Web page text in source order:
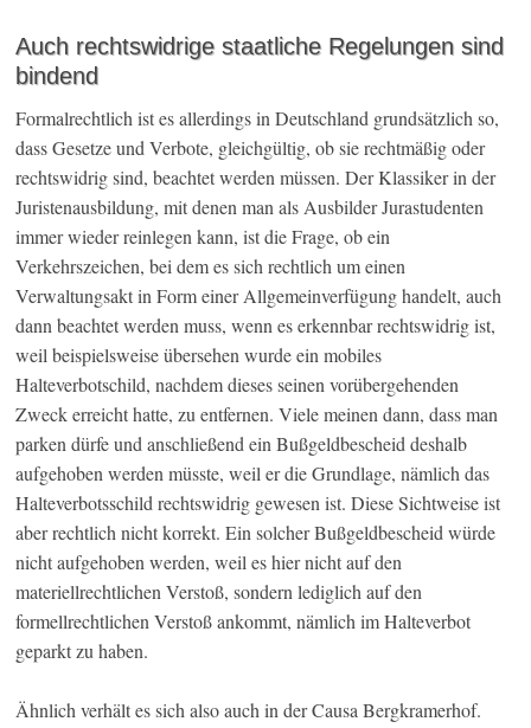
Auch rechtswidrige staatliche Regelungen sind
bindend
Formalrechtlich ist es allerdings in Deutschland grundsätzlich so,
dass Gesetze und Verbote, gleichgültig, ob sie rechtmäßig oder
rechtswidrig sind, beachtet werden müssen. Der Klassiker in der
Juristenausbildung, mit denen man als Ausbilder Jurastudenten
immer wieder reinlegen kann, ist die Frage, ob ein
Verkehrszeichen, bei dem es sich rechtlich um einen
Verwaltungsakt in Form einer Allgemeinverfügung handelt, auch
dann beachtet werden muss, wenn es erkennbar rechtswidrig ist,
weil beispielsweise übersehen wurde ein mobiles
Halteverbotschild, nachdem dieses seinen vorübergehenden
Zweck erreicht hatte, zu entfernen. Viele meinen dann, dass man
parken dürfe und anschließend ein Bußgeldbescheid deshalb
aufgehoben werden müsste, weil er die Grundlage, nämlich das
Halteverbotsschild rechtswidrig gewesen ist. Diese Sichtweise ist
aber rechtlich nicht korrekt. Ein solcher Bußgeldbescheid würde
nicht aufgehoben werden, weil es hier nicht auf den
materiellrechtlichen Verstoß, sondern lediglich auf den
formellrechtlichen Verstoß ankommt, nämlich im Halteverbot
geparkt zu haben.
Ähnlich verhält es sich also auch in der Causa Bergkramerhof.